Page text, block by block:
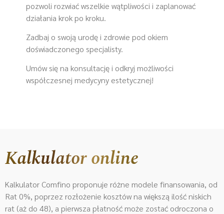
pozwoli rozwiać wszelkie wątpliwości i zaplanować
działania krok po kroku.
Zadbaj o swoją urodę i zdrowie pod okiem
doświadczonego specjalisty.
Umów się na konsultację i odkryj możliwości
współczesnej medycyny estetycznej!
Kalkulator online
Kalkulator Comfino proponuje różne modele finansowania, od
Rat 0%, poprzez rozłożenie kosztów na większą ilość niskich
rat (aż do 48), a pierwsza płatność może zostać odroczona o